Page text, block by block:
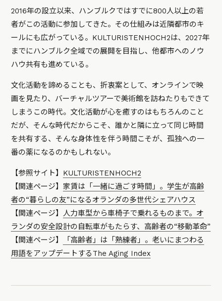
2016年の設立以来、ハンブルクではすでに800人以上の若
者がこの活動に参加してきた。その仕組みは近隣都市のキ
ールにも広がっている。KULTURISTENHOCH2は、2027年
までにハンブルク全域での展開を目指し、他都市へのノウ
ハウ共有も進めている。
文化活動を諦めることも、折衷案として、オンラインで映
画を見たり、バーチャルツアーで美術館を訪ねたりもできて
しまうこの時代。文化活動が心を癒すのはもちろんのこと
だが、そんな時代だからこそ、誰かと隣に立って同じ時間
を共有する、そんな身体性を伴う時間こそが、孤独への一
番の薬になるのかもしれない。
【参照サイト】 KULTURISTENHOCH2
【関連ページ】家賃は「一緒に過ごす時間」。学生が高齢
者の“暮らしの友”になるオランダの多世代シェアハウス
【関連ページ】 人力車型から車椅子で乗れるものまで。オ
ランダの安全設計の自転車がもたらす、高齢者の“移動革命”
【関連ページ】
「高齢者」は「熟練者」。老いにまつわる
用語をアップデートするThe Aging Index